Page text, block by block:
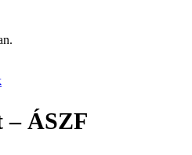
– ÁSZF